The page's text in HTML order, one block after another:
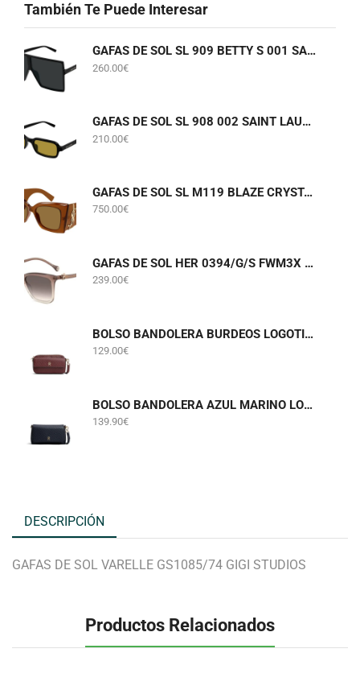
También Te Puede Interesar
GAFAS DE SOL SL 909 BETTY S 001 SAINT LAURENT
260.00€
GAFAS DE SOL SL 908 002 SAINT LAURENT
210.00€
GAFAS DE SOL SL M119 BLAZE CRYSTAL 002 SAINT LAURENT
750.00€
GAFAS DE SOL HER 0394/G/S FWM3X CAROLINA HERRERA
239.00€
BOLSO BANDOLERA BURDEOS LOGOTIPADO TOMMY HILFIGER AWA0W18922
129.00€
BOLSO BANDOLERA AZUL MARINO LOGOTIPADO TOMMY HILFIGER AW0AW18997
139.90€
DESCRIPCIÓN
GAFAS DE SOL VARELLE GS1085/74 GIGI STUDIOS
Productos Relacionados